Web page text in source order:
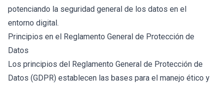
potenciando la seguridad general de los datos en el
entorno digital.
Principios en el Reglamento General de Protección de
Datos
Los principios del Reglamento General de Protección de
Datos (GDPR) establecen las bases para el manejo ético y